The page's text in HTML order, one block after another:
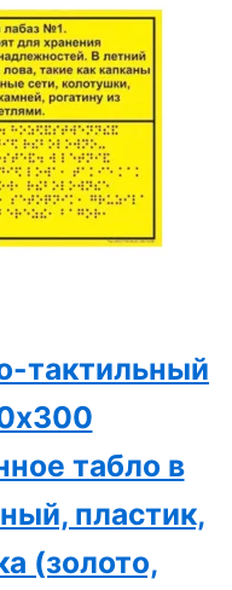
тактильный
табло в
пластик,
(золото,